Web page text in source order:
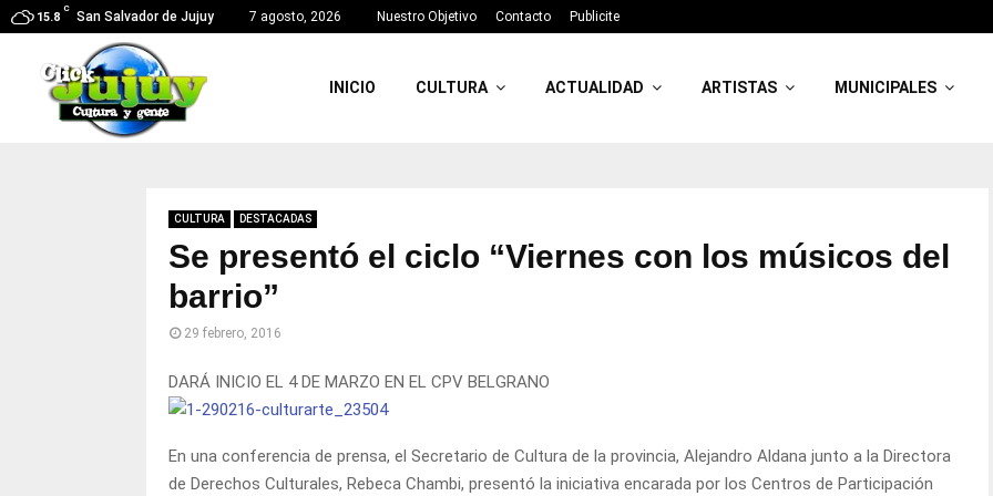
15.8
C
San Salvador de Jujuy 7 agosto, 2026 Nuestro Objetivo Contacto Publicite
INICIO CULTURA ACTUALIDAD ARTISTAS MUNICIPALES
CULTURA DESTACADAS
Se presentó el ciclo “Viernes con los músicos del
barrio”
29 febrero, 2016
DARÁ INICIO EL 4 DE MARZO EN EL CPV BELGRANO
En una conferencia de prensa, el Secretario de Cultura de la provincia, Alejandro Aldana junto a la Directora
de Derechos Culturales, Rebeca Chambi, presentó la iniciativa encarada por los Centros de Participación